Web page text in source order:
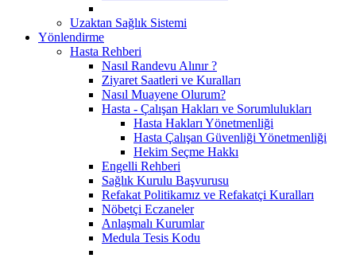
Uzaktan Sağlık Sistemi
Yönlendirme
Hasta Rehberi
Nasıl Randevu Alınır ?
Ziyaret Saatleri ve Kuralları
Nasıl Muayene Olurum?
Hasta - Çalışan Hakları ve Sorumlulukları
Hasta Hakları Yönetmenliği
Hasta Çalışan Güvenliği Yönetmenliği
Hekim Seçme Hakkı
Engelli Rehberi
Sağlık Kurulu Başvurusu
Refakat Politikamız ve Refakatçi Kuralları
Nöbetçi Eczaneler
Anlaşmalı Kurumlar
Medula Tesis Kodu